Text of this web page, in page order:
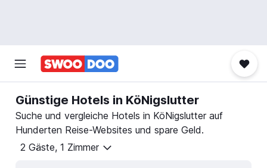
Günstige Hotels in KöNigslutter
Suche und vergleiche Hotels in KöNigslutter auf
Hunderten Reise-Websites und spare Geld.
2 Gäste, 1 Zimmer